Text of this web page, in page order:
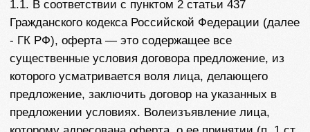
которому адресована оферта, о ее принятии (п. 1 ст.
438 ГК РФ) является акцептом оферты. В случае
принятия изложенных ниже условий и оплаты услуг
физическое лицо (действующее в своих интересах
или в интересах несовершеннолетних детей),
производящее акцепт (принятие) этой оферты,
(далее – Заказчик, Клиент), (в соответствии с
пунктом 3 статьи 438 ГК РФ акцепт оферты
равносилен заключению договора на условиях,